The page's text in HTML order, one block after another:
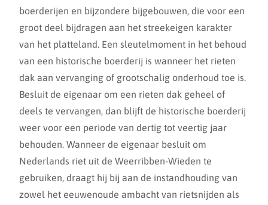
boerderijen en bijzondere bijgebouwen, die voor een
groot deel bijdragen aan het streekeigen karakter
van het platteland. Een sleutelmoment in het behoud
van een historische boerderij is wanneer het rieten
dak aan vervanging of grootschalig onderhoud toe is.
Besluit de eigenaar om een rieten dak geheel of
deels te vervangen, dan blijft de historische boerderij
weer voor een periode van dertig tot veertig jaar
behouden. Wanneer de eigenaar besluit om
Nederlands riet uit de Weerribben-Wieden te
gebruiken, draagt hij bij aan de instandhouding van
zowel het eeuwenoude ambacht van rietsnijden als